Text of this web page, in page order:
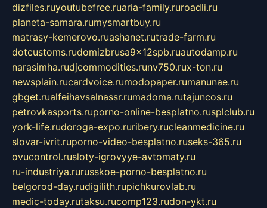
dizfiles.ruyoutubefree.ruaria-family.ruroadli.ru
planeta-samara.rumysmartbuy.ru
matrasy-kemerovo.ruashanet.rutrade-farm.ru
dotcustoms.rudomizbrusa9x12spb.ruautodamp.ru
narasimha.rudjcommodities.runv750.rux-ton.ru
newsplain.rucardvoice.rumodopaper.rumanunae.ru
gbget.rualfeihavsalnassr.rumadoma.rutajuncos.ru
petrovkasports.ruporno-online-besplatno.rusplclub.ru
york-life.rudoroga-expo.ruribery.rucleanmedicine.ru
slovar-ivrit.ruporno-video-besplatno.ruseks-365.ru
ovucontrol.rusloty-igrovyye-avtomaty.ru
ru-industriya.rurusskoe-porno-besplatno.ru
belgorod-day.rudigilith.rupichkurovlab.ru
medic-today.rutaksu.rucomp123.rudon-ykt.ru